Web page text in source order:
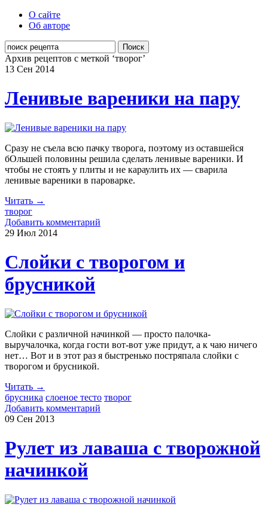
О сайте
Об авторе
Поиск
Архив рецептов с меткой ‘творог’
13 Сен 2014
Ленивые вареники на пару
Сразу не съела всю пачку творога, поэтому из оставшейся
бОльшей половины решила сделать ленивые вареники. И
чтобы не стоять у плиты и не караулить их — сварила
ленивые вареники в пароварке.
Читать →
творог
Добавить комментарий
29 Июл 2014
Слойки с творогом и
брусникой
Слойки с различной начинкой — просто палочка-
выручалочка, когда гости вот-вот уже придут, а к чаю ничего
нет… Вот и в этот раз я быстренько постряпала слойки с
творогом и брусникой.
Читать →
брусника слоеное тесто творог
Добавить комментарий
09 Сен 2013
Рулет из лаваша с творожной
начинкой